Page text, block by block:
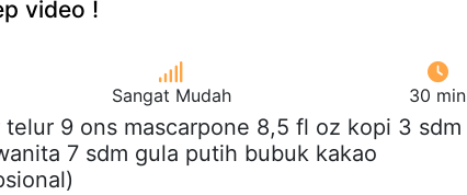
video !
Sangat Mudah 30 min
9 ons mascarpone 8,5 fl oz kopi 3 sdm
7 sdm gula putih bubuk kakao